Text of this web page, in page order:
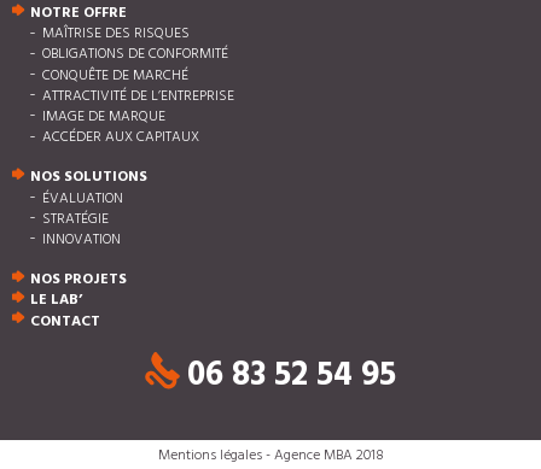
NOTRE OFFRE
MAÎTRISE DES RISQUES
OBLIGATIONS DE CONFORMITÉ
CONQUÊTE DE MARCHÉ
ATTRACTIVITÉ DE L’ENTREPRISE
IMAGE DE MARQUE
ACCÉDER AUX CAPITAUX
NOS SOLUTIONS
ÉVALUATION
STRATÉGIE
INNOVATION
NOS PROJETS
LE LAB’
CONTACT
06 83 52 54 95
Mentions légales- Agence MBA 2018